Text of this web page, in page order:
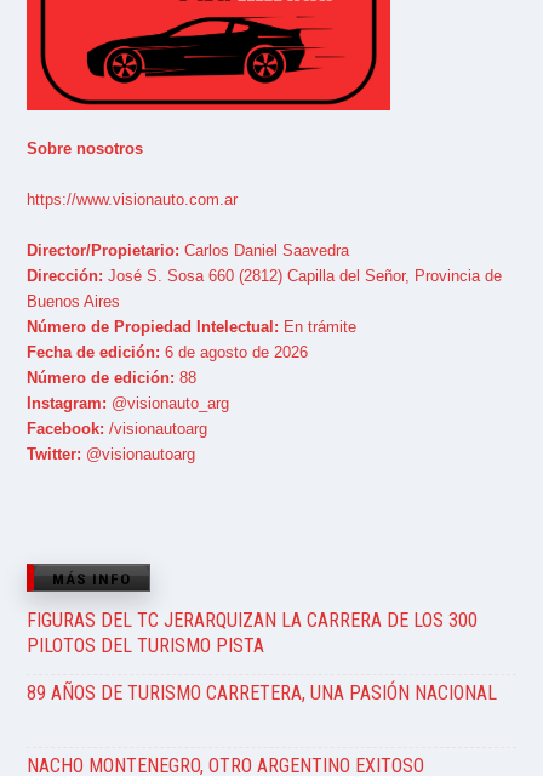
Sobre nosotros
https://www.visionauto.com.ar
Director/Propietario: Carlos Daniel Saavedra
Dirección: José S. Sosa 660 (2812) Capilla del Señor, Provincia de
Buenos Aires
Número de Propiedad Intelectual: En trámite
Fecha de edición: 6 de agosto de 2026
Número de edición: 88
Instagram: @visionauto_arg
Facebook: /visionautoarg
Twitter: @visionautoarg
MÁS INFO
FIGURAS DEL TC JERARQUIZAN LA CARRERA DE LOS 300
PILOTOS DEL TURISMO PISTA
89 AÑOS DE TURISMO CARRETERA, UNA PASIÓN NACIONAL
NACHO MONTENEGRO, OTRO ARGENTINO EXITOSO